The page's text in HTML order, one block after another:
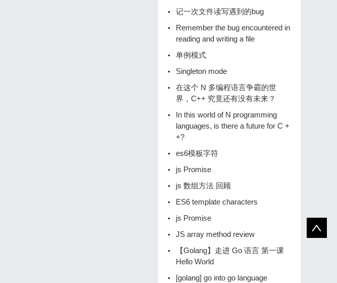
记一次文件读写遇到的bug
Remember the bug encountered in
reading and writing a file
单例模式
Singleton mode
在这个 N 多编程语言争霸的世
界，C++ 究竟还有没有未来？
In this world of N programming
languages, is there a future for C +
+?
es6模板字符
js Promise
js 数组方法 回顾
ES6 template characters
js Promise
JS array method review
【Golang】️走进 Go 语言️ 第一课
Hello World
[golang] go into go language